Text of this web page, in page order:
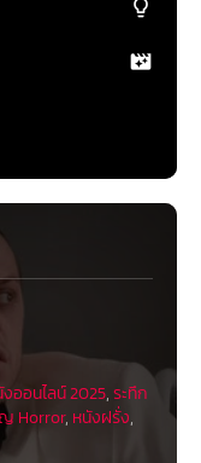
ออนไลน์ 2025,ระทึก
Horror, หนังฝรั่ง,